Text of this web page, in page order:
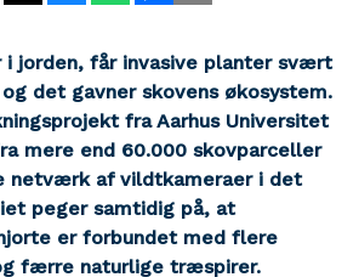
i jorden, får invasive planter svært
det gavner skovens økosystem.
fra Aarhus Universitet
mere end 60.000 skovparceller
netværk af vildtkameraer i det
peger samtidig på, at
er forbundet med flere
færre naturlige træspirer.